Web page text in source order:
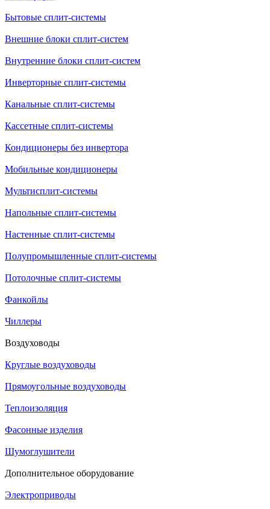
Бытовые сплит-системы
Внешние блоки сплит-систем
Внутренние блоки сплит-систем
Инверторные сплит-системы
Канальные сплит-системы
Кассетные сплит-системы
Кондиционеры без инвертора
Мобильные кондиционеры
Мультисплит-системы
Напольные сплит-системы
Настенные сплит-системы
Полупромышленные сплит-системы
Потолочные сплит-системы
Фанкойлы
Чиллеры
Воздуховоды
Круглые воздуховоды
Прямоугольные воздуховоды
Теплоизоляция
Фасонные изделия
Шумоглушители
Дополнительное оборудование
Электроприводы